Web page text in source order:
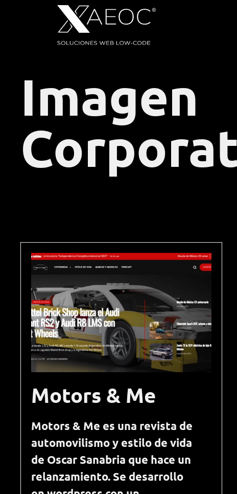
Imagen
Motors & Me
Motors & Me es una revista de
automovilismo y estilo de vida
de Oscar Sanabria que hace un
relanzamiento. Se desarrollo